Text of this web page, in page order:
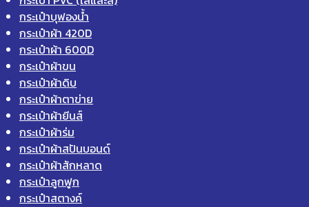
กระเป๋าบุฟองน้ำ
กระเป๋าผ้า 420D
กระเป๋าผ้า 600D
กระเป๋าผ้าขน
กระเป๋าผ้าดิบ
กระเป๋าผ้าตาข่าย
กระเป๋าผ้ายีนส์
กระเป๋าผ้าร่ม
กระเป๋าผ้าสปันบอนด์
กระเป๋าผ้าสักหลาด
กระเป๋าลูกฟูก
กระเป๋าสตางค์